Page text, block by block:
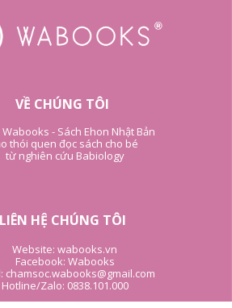
VỀ CHÚNG TÔI
Wabooks - Sách Ehon Nhật Bản
thói quen đọc sách cho bé
từ nghiên cứu Babiology
LIÊN HỆ CHÚNG TÔI
Website: wabooks.vn
Facebook: Wabooks
chamsoc.wabooks@gmail.com
Hotline/Zalo: 0838.101.000